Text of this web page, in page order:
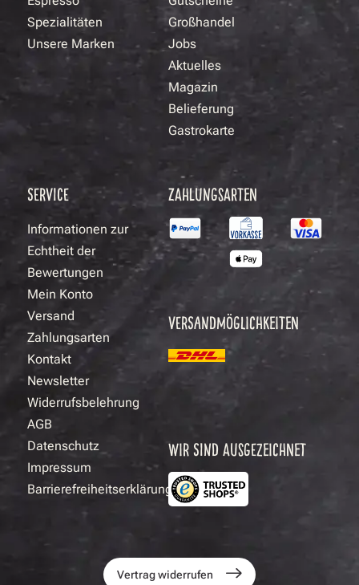
Spezialitäten
Unsere Marken
Großhandel
Jobs
Aktuelles
Magazin
Belieferung
Gastrokarte
SERVICE
Informationen zur
Echtheit der
Bewertungen
Mein Konto
Versand
Zahlungsarten
Kontakt
Newsletter
Widerrufsbelehrung
AGB
Datenschutz
Impressum
Barrierefreiheitserklärung
ZAHLUNGSARTEN
VERSANDMÖGLICHKEITEN
WIR SIND AUSGEZEICHNET
Vertrag widerrufen